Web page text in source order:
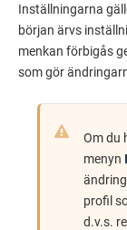
Inställningarna
början ärvs
menkan förbigås
som gör
Om du
menyn
profil
d.v.s.